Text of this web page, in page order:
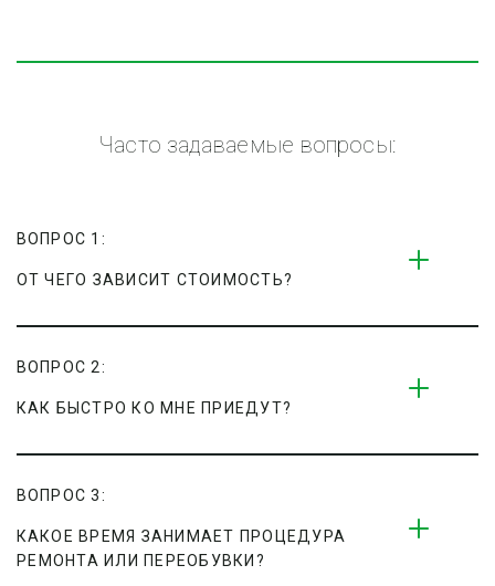
Часто задаваемые вопросы:
ВОПРОС 1:
ОТ ЧЕГО ЗАВИСИТ СТОИМОСТЬ?
ВОПРОС 2:
КАК БЫСТРО КО МНЕ ПРИЕДУТ?
ВОПРОС 3:
КАКОЕ ВРЕМЯ ЗАНИМАЕТ ПРОЦЕДУРА
РЕМОНТА ИЛИ ПЕРЕОБУВКИ?